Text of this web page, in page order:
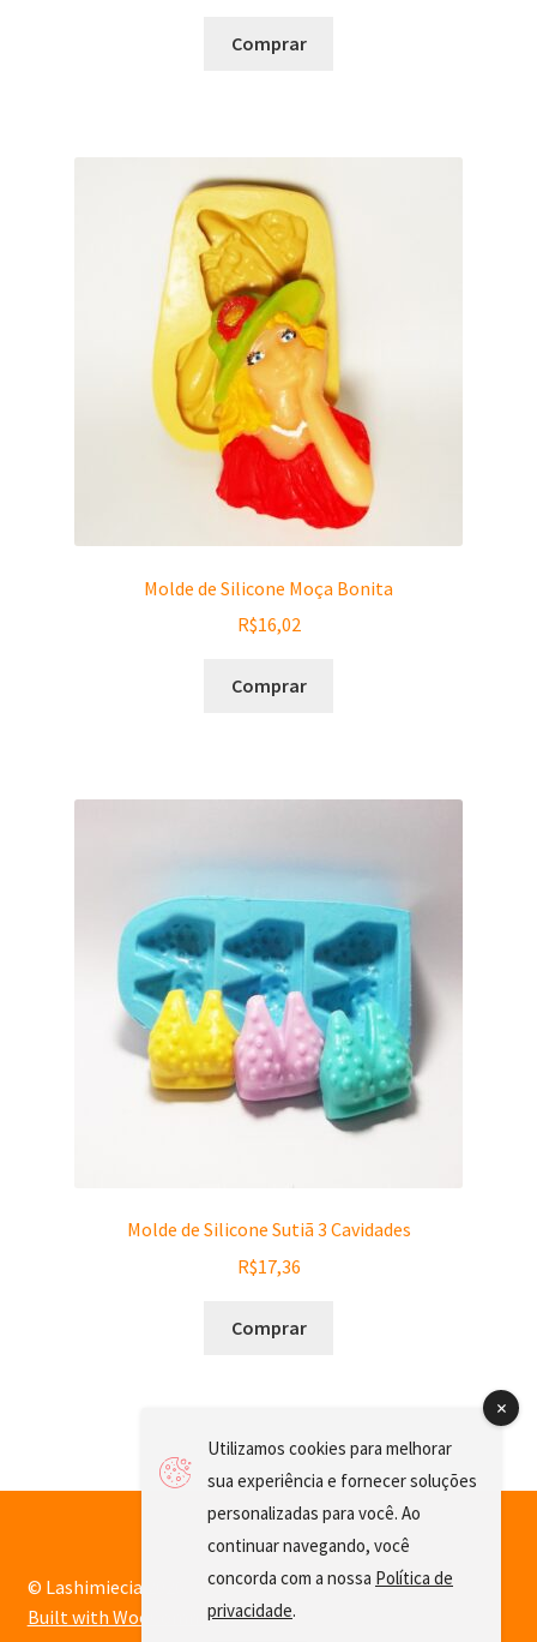
Comprar
Molde de Silicone Moça Bonita
R$16,02
Comprar
Molde de Silicone Sutiã 3 Cavidades
R$17,36
Comprar
© Lashimiecia 2026
Built with WooCommerce.
Utilizamos cookies para melhorar
sua experiência e fornecer soluções
personalizadas para você. Ao
continuar navegando, você
concorda com a nossa Política de
privacidade.